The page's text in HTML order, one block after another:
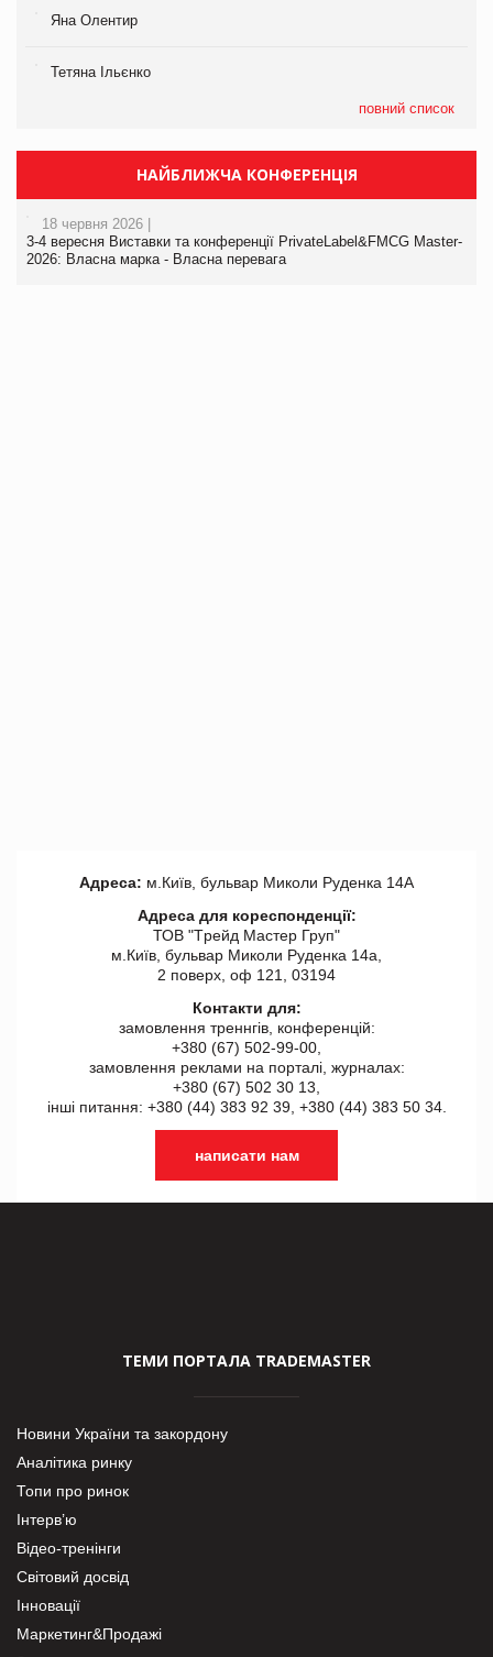
Яна Олентир
Тетяна Ільєнко
повний список
НАЙБЛИЖЧА КОНФЕРЕНЦІЯ
18 червня 2026 |
3-4 вересня Виставки та конференції PrivateLabel&FMCG Master-
2026: Власна марка - Власна перевага
Адреса: м.Київ, бульвар Миколи Руденка 14А
Адреса для кореспонденції:
ТОВ "Tрейд Мастер Груп"
м.Київ, бульвар Миколи Руденка 14а,
2 поверх, оф 121, 03194
Контакти для:
замовлення треннгів, конференцій:
+380 (67) 502-99-00,
замовлення реклами на порталі, журналах:
+380 (67) 502 30 13,
інші питання: +380 (44) 383 92 39, +380 (44) 383 50 34.
написати нам
ТЕМИ ПОРТАЛА TRADEMASTER
Новини України та закордону
Аналітика ринку
Топи про ринок
Інтерв’ю
Відео-тренінги
Світовий досвід
Інновації
Маркетинг&Продажі